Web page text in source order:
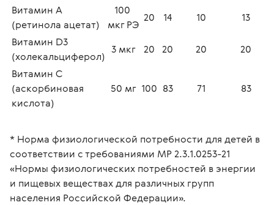
Витамин А
(ретинола ацетат)
100
мкг РЭ
20 14 10
13
Витамин D3
(холекальциферол)
3 мкг 20 20 20
20
Витамин С
(аскорбиновая
кислота)
50 мг 100 83 71 83
* Норма физиологической потребности для детей в
соответствии с требованиями МР 2.3.1.0253-21
«Нормы физиологических потребностей в энергии
и пищевых веществах для различных групп
населения Российской Федерации».